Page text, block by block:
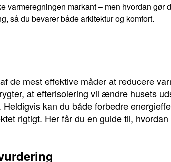
varmeregningen markant – men hvordan gør
så du bevarer både arkitektur og komfort.
de mest effektive måder at reducere
at efterisolering vil ændre husets
kan du både forbedre
rigtigt. Her får du en guide til,